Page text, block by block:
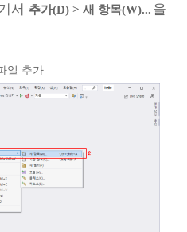
서 추가(D) > 새 항목(W)... 을
일 추가